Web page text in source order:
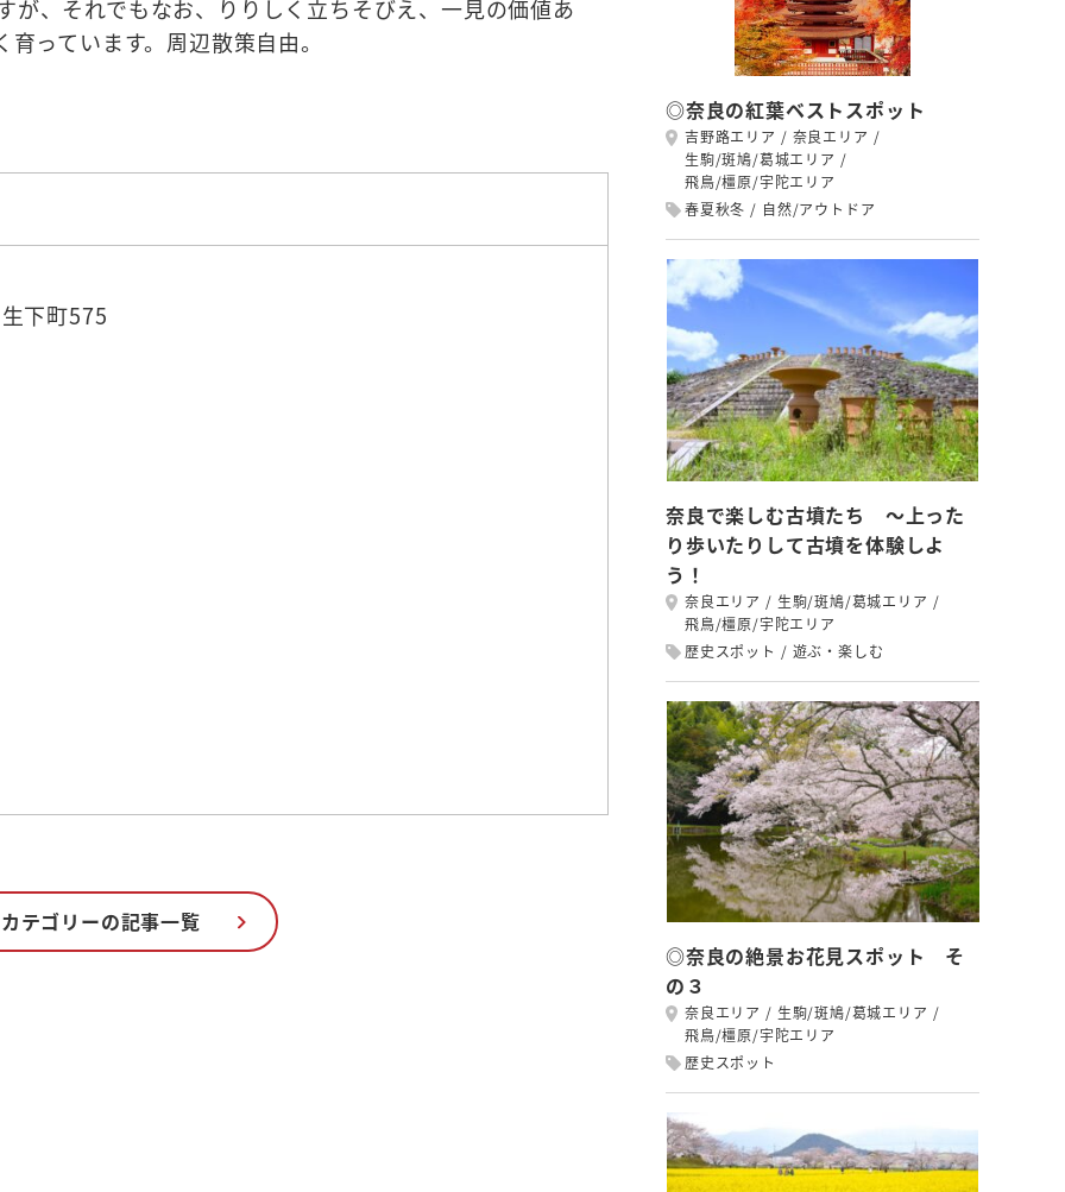
が、それでもなお、りりしく立ちそびえ、一見の価値あ
っています。周辺散策自由。
下町575
テゴリーの記事一覧
◎奈良の紅葉ベストスポット
吉野路エリア
奈良エリア
生駒/斑鳩/葛城エリア
飛鳥/橿原/宇陀エリア
春夏秋冬
自然/アウトドア
奈良で楽しむ古墳たち ～上った
り歩いたりして古墳を体験しよ
う！
奈良エリア
生駒/斑鳩/葛城エリア
飛鳥/橿原/宇陀エリア
歴史スポット
遊ぶ・楽しむ
◎奈良の絶景お花見スポット そ
の３
奈良エリア
生駒/斑鳩/葛城エリア
飛鳥/橿原/宇陀エリア
歴史スポット